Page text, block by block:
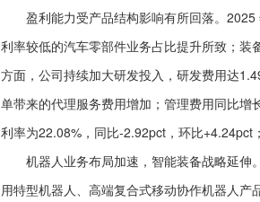
盈利能力受产品结构影响有所回落。2025
利率较低的汽车零部件业务占比提升所致；
方面，公司持续加大研发投入，研发费用达
单带来的代理服务费用增加；管理费用同比
利率为22.08%，同比-2.92pct，环比+4.24pct
机器人业务布局加速，智能装备战略延伸
用特型机器人、高端复合式移动协作机器人